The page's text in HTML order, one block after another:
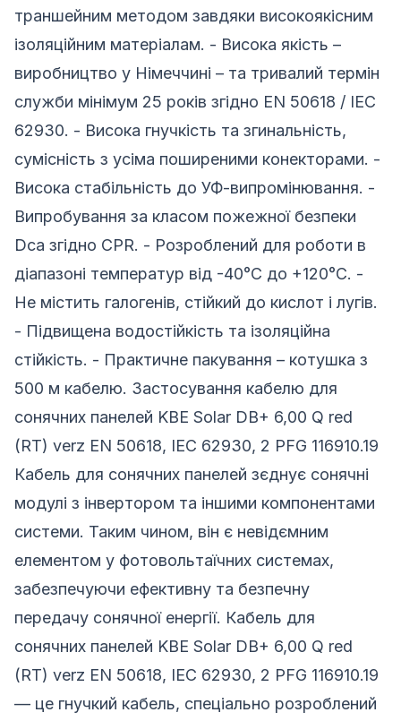
траншейним методом завдяки високоякісним
ізоляційним матеріалам. - Висока якість –
виробництво у Німеччині – та тривалий термін
служби мінімум 25 років згідно EN 50618 / IEC
62930. - Висока гнучкість та згинальність,
сумісність з усіма поширеними конекторами. -
Висока стабільність до УФ-випромінювання. -
Випробування за класом пожежної безпеки
Dca згідно CPR. - Розроблений для роботи в
діапазоні температур від -40°C до +120°C. -
Не містить галогенів, стійкий до кислот і лугів.
- Підвищена водостійкість та ізоляційна
стійкість. - Практичне пакування – котушка з
500 м кабелю. Застосування кабелю для
сонячних панелей KBE Solar DB+ 6,00 Q red
(RT) verz EN 50618, IEC 62930, 2 PFG 116910.19
Кабель для сонячних панелей зєднує сонячні
модулі з інвертором та іншими компонентами
системи. Таким чином, він є невідємним
елементом у фотовольтаїчних системах,
забезпечуючи ефективну та безпечну
передачу сонячної енергії. Кабель для
сонячних панелей KBE Solar DB+ 6,00 Q red
(RT) verz EN 50618, IEC 62930, 2 PFG 116910.19
— це гнучкий кабель, спеціально розроблений